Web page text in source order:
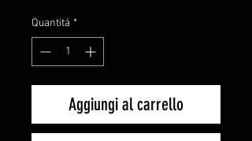
Quantità *
Aggiungi al carrello